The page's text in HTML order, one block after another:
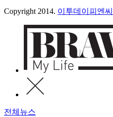
Copyright 2014. 이투데이피엔씨
전체뉴스